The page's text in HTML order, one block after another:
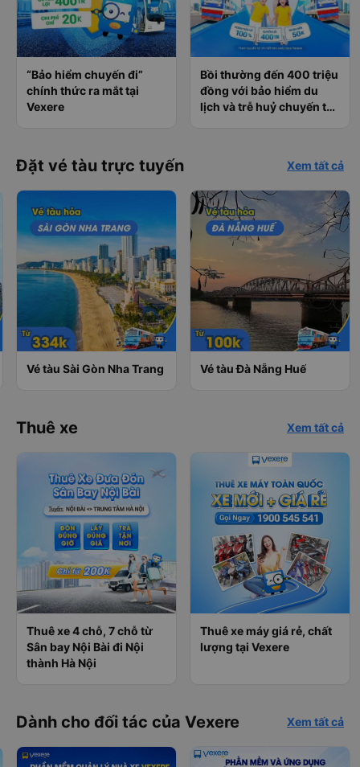
“Bảo hiểm chuyến đi”
chính thức ra mắt tại
Vexere
Bồi thường đến 400 triệu
đồng với bảo hiểm du
lịch và trễ huỷ chuyến tàu
Đặt vé tàu trực tuyến Xem tất cả
Vé tàu Sài Gòn Nha Trang Vé tàu Đà Nẵng Huế
Thuê xe Xem tất cả
Thuê xe 4 chỗ, 7 chỗ từ
Sân bay Nội Bài đi Nội
thành Hà Nội
Thuê xe máy giá rẻ, chất
lượng tại Vexere
Dành cho đối tác của Vexere Xem tất cả